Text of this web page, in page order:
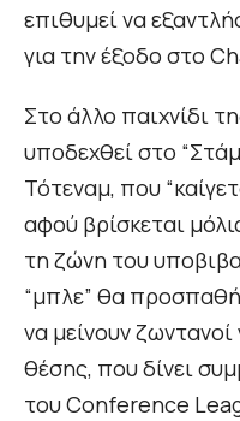
επιθυμεί να
για την έξοδο στο
Στο άλλο παιχνίδι
υποδεχθεί στο
Τότεναμ, που
αφού βρίσκεται
τη ζώνη του
“μπλε” θα
να μείνουν
θέσης, που δίνει
του Conference